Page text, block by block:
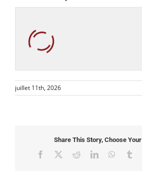
juillet 11th, 2026
Share This Story, Choose
Facebook RedditLinkedIn